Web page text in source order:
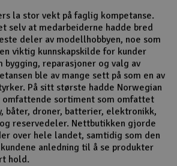
la stor vekt på faglig kompetanse.
selv at medarbeiderne hadde bred
deler av modellhobbyen, noe som
viktig kunnskapskilde for kunder
bygging, reparasjoner og valg av
ble av mange sett på som en av
På sitt største hadde Norwegian
sortiment som omfattet
båter, droner, batterier, elektronikk,
reservedeler. Nettbutikken gjorde
over hele landet, samtidig som den
anledning til å se produkter
hold.